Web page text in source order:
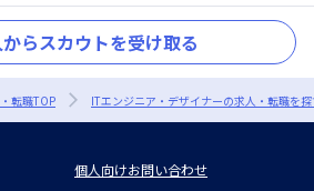
らスカウトを受け取る
転職TOP ITエンジニア・デザイナーの求人・転職を
個人向けお問い合わせ